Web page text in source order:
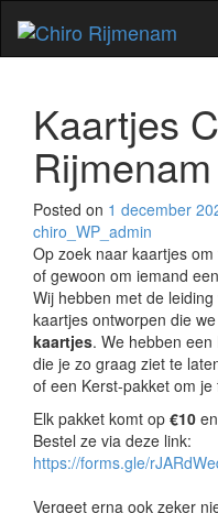
Kaartjes
Rijmenam
Posted on 1 december
chiro_WP_admin
Op zoek naar kaartjes
of gewoon om iemand
Wij hebben met de
kaartjes ontworpen die
kaartjes. We hebben
die je zo graag ziet te
of een Kerst-pakket om
Elk pakket komt op €10
Bestel ze via deze link:
https://forms.gle/
Vergeet erna ook zeker